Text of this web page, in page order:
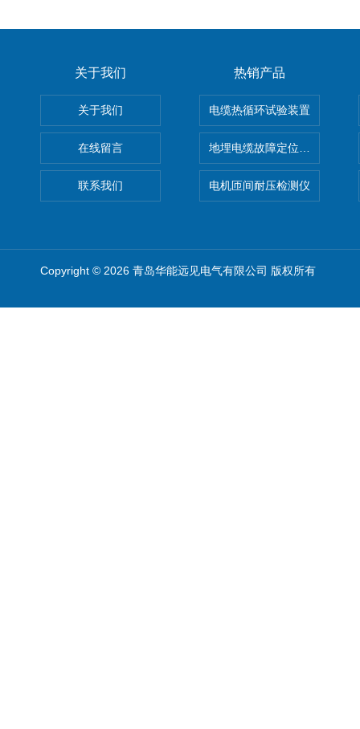
关于我们
关于我们
在线留言
联系我们
热销产品
电缆热循环试验装置
地埋电缆故障定位仪 地下电
电机匝间耐压检测仪
Copyright © 2026 青岛华能远见电气有限公司 版权所有